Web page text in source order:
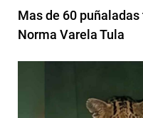
Mas de 60
Norma Varela Tula